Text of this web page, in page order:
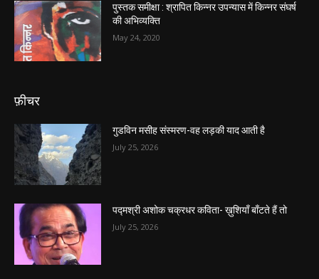
पुस्तक समीक्षा : श्रापित किन्नर उपन्यास में किन्नर संघर्ष
की अभिव्यक्ति
May 24, 2020
फ़ीचर
गुडविन मसीह संस्मरण-वह लड़की याद आती है
July 25, 2026
पद्मश्री अशोक चक्रधर कविता- ख़ुशियाँ बाँटते हैं तो
July 25, 2026